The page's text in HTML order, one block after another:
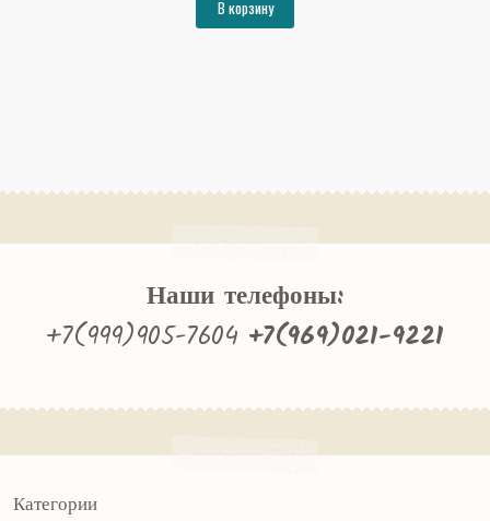
составляла
77360₽.
В корзину
Наши телефоны:
+7(999)905-7604 +7(969)021-9221
Категории